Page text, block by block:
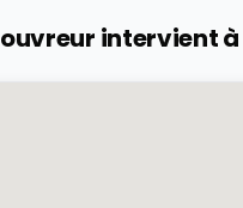
intervient à